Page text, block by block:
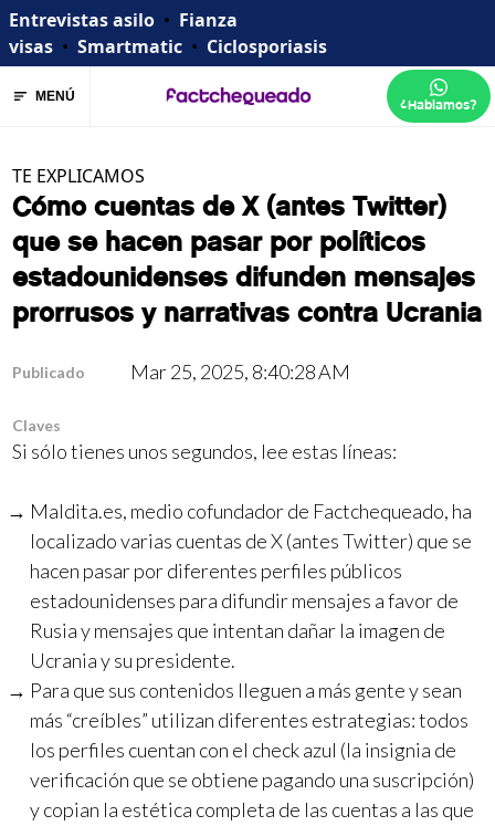
Entrevistas asilo • Fianza
visas • Smartmatic • Ciclosporiasis
MENÚ ¿Hablamos?
TE EXPLICAMOS
Cómo cuentas de X (antes Twitter)
que se hacen pasar por políticos
estadounidenses difunden mensajes
prorrusos y narrativas contra Ucrania
Publicado Mar 25, 2025, 8:40:28 AM
Claves
Si sólo tienes unos segundos, lee estas líneas:
Maldita.es, medio cofundador de Factchequeado, ha
localizado varias cuentas de X (antes Twitter) que se
hacen pasar por diferentes perfiles públicos
estadounidenses para difundir mensajes a favor de
Rusia y mensajes que intentan dañar la imagen de
Ucrania y su presidente.
Para que sus contenidos lleguen a más gente y sean
más “creíbles” utilizan diferentes estrategias: todos
los perfiles cuentan con el check azul (la insignia de
verificación que se obtiene pagando una suscripción)
y copian la estética completa de las cuentas a las que